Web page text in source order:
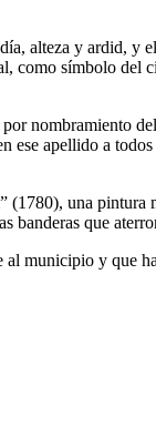
alteza y ardid,
como símbolo
nombramiento
apellido a
una
que
municipio y que